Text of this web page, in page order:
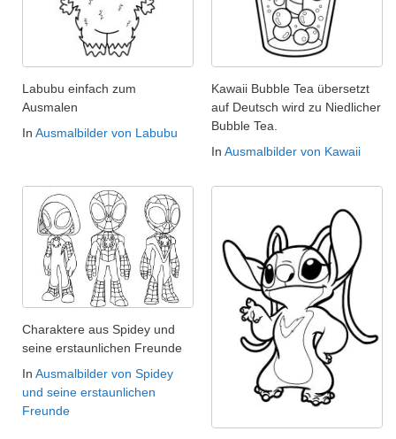
Labubu einfach zum
Ausmalen
In Ausmalbilder von Labubu
Kawaii Bubble Tea übersetzt
auf Deutsch wird zu Niedlicher
Bubble Tea.
In Ausmalbilder von Kawaii
Charaktere aus Spidey und
seine erstaunlichen Freunde
In Ausmalbilder von Spidey
und seine erstaunlichen
Freunde